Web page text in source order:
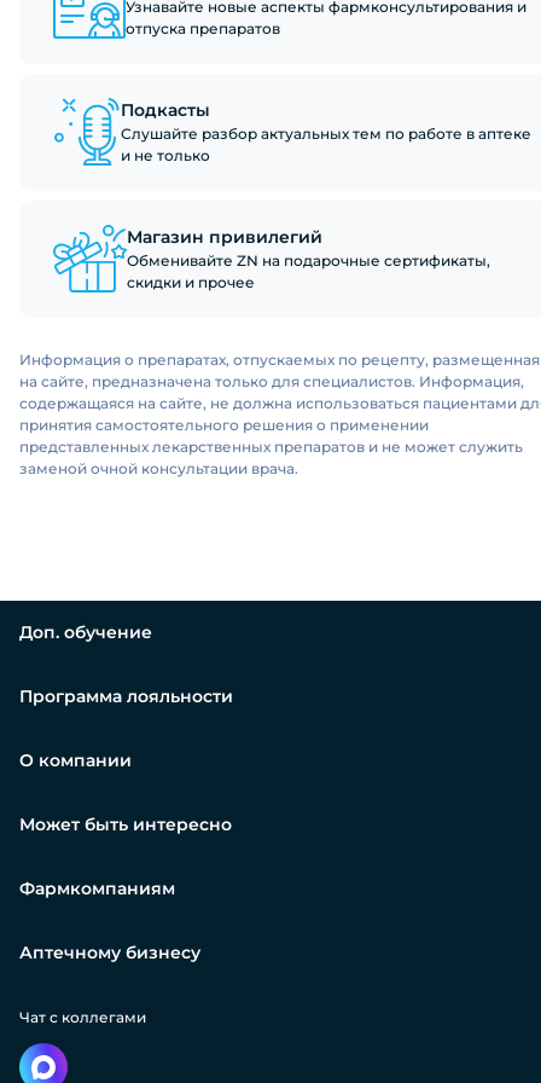
Узнавайте новые аспекты фармконсультирования и
отпуска препаратов
Подкасты
Слушайте разбор актуальных тем по работе в аптеке
и не только
Магазин привилегий
Обменивайте ZN на подарочные сертификаты,
скидки и прочее
Информация о препаратах, отпускаемых по рецепту, размещенная
на сайте, предназначена только для специалистов. Информация,
содержащаяся на сайте, не должна использоваться пациентами
принятия самостоятельного решения о применении
представленных лекарственных препаратов и не может служить
заменой очной консультации врача.
Доп. обучение
Программа лояльности
О компании
Может быть интересно
Фармкомпаниям
Аптечному бизнесу
Чат с коллегами